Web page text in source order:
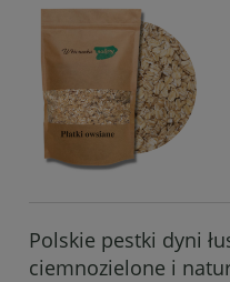
Polskie pestki dyni
ciemnozielone i